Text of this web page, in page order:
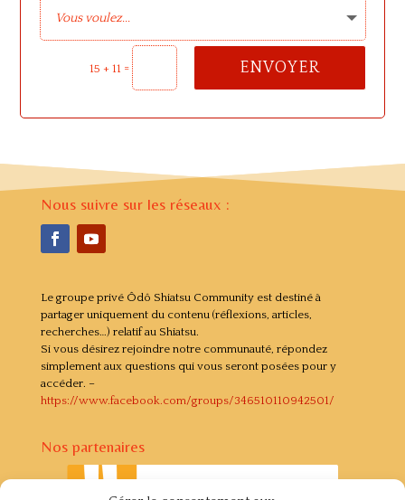
15 + 11 = ENVOYER
Nous suivre sur les réseaux :
Le groupe privé Ôdô Shiatsu Community est destiné à
partager uniquement du contenu (réflexions, articles,
recherches…) relatif au Shiatsu.
Si vous désirez rejoindre notre communauté, répondez
simplement aux questions qui vous seront posées pour y
accéder. –
https://www.facebook.com/groups/346510110942501/
Nos partenaires